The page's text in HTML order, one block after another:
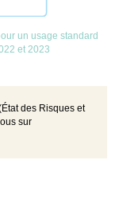
un usage standard
et 2023
des Risques et
sur